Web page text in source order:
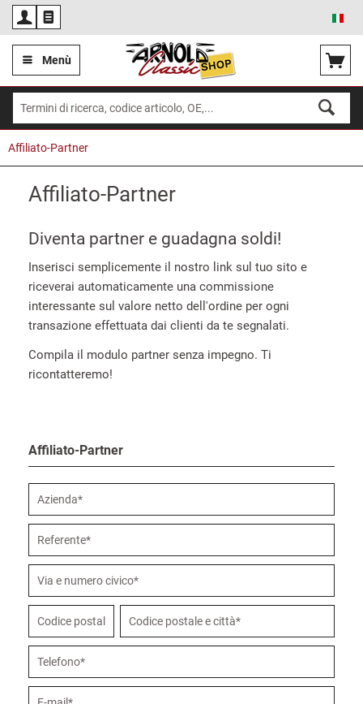
Menù
Affiliato-Partner
Affiliato-Partner
Diventa partner e guadagna soldi!
Inserisci semplicemente il nostro link sul tuo sito e
riceverai automaticamente una commissione
interessante sul valore netto dell'ordine per ogni
transazione effettuata dai clienti da te segnalati.
Compila il modulo partner senza impegno. Ti
ricontatteremo!
Affiliato-Partner